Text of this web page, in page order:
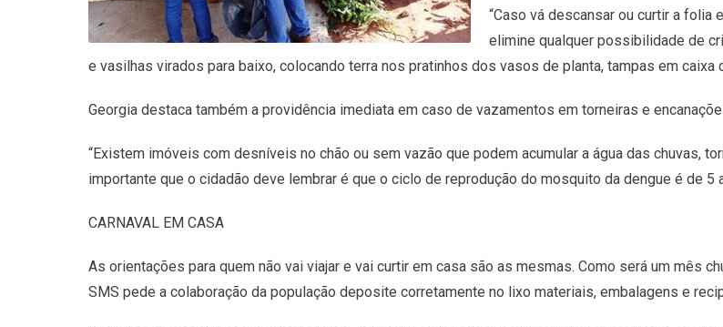
“Caso vá descansar ou curtir a
elimine qualquer possibilidade de
e vasilhas virados para baixo, colocando terra nos pratinhos dos vasos de planta, tampas em caixa
Georgia destaca também a providência imediata em caso de vazamentos em torneiras e
“Existem imóveis com desníveis no chão ou sem vazão que podem acumular a água das chuvas,
importante que o cidadão deve lembrar é que o ciclo de reprodução do mosquito da dengue é de 5
CARNAVAL EM CASA
As orientações para quem não vai viajar e vai curtir em casa são as mesmas. Como será um mês
SMS pede a colaboração da população deposite corretamente no lixo materiais, embalagens e